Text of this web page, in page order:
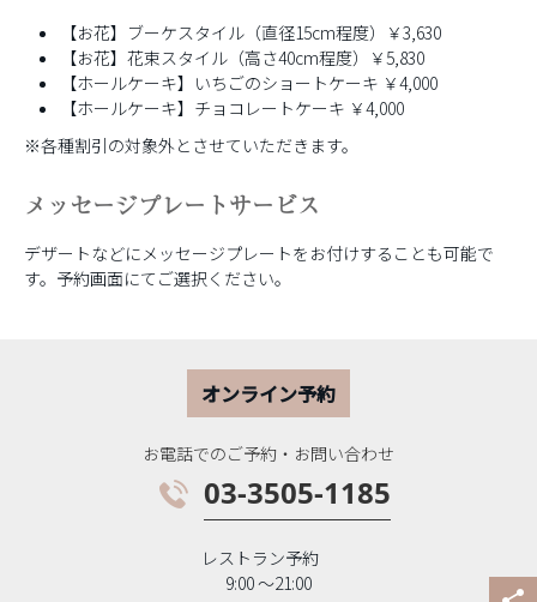
【お花】ブーケスタイル（直径15cm程度）￥3,630
【お花】花束スタイル（高さ40cm程度）￥5,830
【ホールケーキ】いちごのショートケーキ ￥4,000
【ホールケーキ】チョコレートケーキ ￥4,000
※各種割引の対象外とさせていただきます。
メッセージプレートサービス
デザートなどにメッセージプレートをお付けすることも可能で
す。予約画面にてご選択ください。
オンライン予約
お電話でのご予約・お問い合わせ
03-3505-1185
レストラン予約
9:00 〜21:00